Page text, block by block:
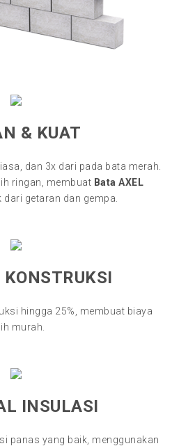
& KUAT
dan 3x dari pada bata merah.
ringan, membuat Bata AXEL
getaran dan gempa.
hingga 25%, membuat biaya
murah.
INSULASI
panas yang baik, menggunakan